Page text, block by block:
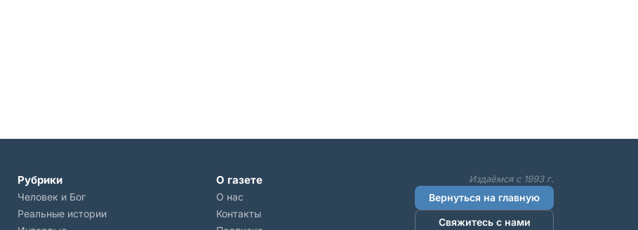
Рубрики
Человек и Бог
Реальные истории
О газете
О нас
Контакты
Издаёмся с 1993 г.
Вернуться на главную
Свяжитесь с нами